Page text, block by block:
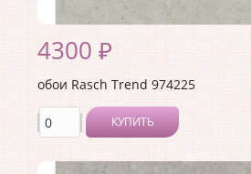
4300 ₽
обои Rasch Trend 974225
КУПИТЬ
Производитель:Rasch
Коллекция:Trend